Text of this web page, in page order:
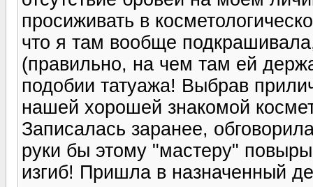
просиживать в
что я там вообще
(правильно, на чем там ей
подобии татуажа! Выбрав
нашей хорошей знакомой
Записалась заранее,
руки бы этому "мастеру"
изгиб! Пришла в назначенный